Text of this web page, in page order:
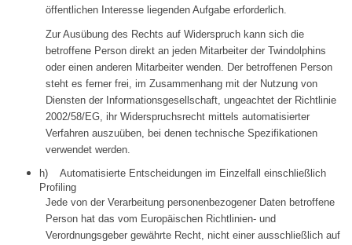
öffentlichen Interesse liegenden Aufgabe erforderlich.
Zur Ausübung des Rechts auf Widerspruch kann sich die
betroffene Person direkt an jeden Mitarbeiter der Twindolphins
oder einen anderen Mitarbeiter wenden. Der betroffenen Person
steht es ferner frei, im Zusammenhang mit der Nutzung von
Diensten der Informationsgesellschaft, ungeachtet der Richtlinie
2002/58/EG, ihr Widerspruchsrecht mittels automatisierter
Verfahren auszuüben, bei denen technische Spezifikationen
verwendet werden.
h) Automatisierte Entscheidungen im Einzelfall einschließlich
Profiling
Jede von der Verarbeitung personenbezogener Daten betroffene
Person hat das vom Europäischen Richtlinien- und
Verordnungsgeber gewährte Recht, nicht einer ausschließlich auf